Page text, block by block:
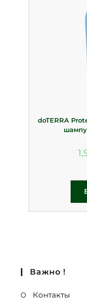
doTERRA
Важно !
Контакты